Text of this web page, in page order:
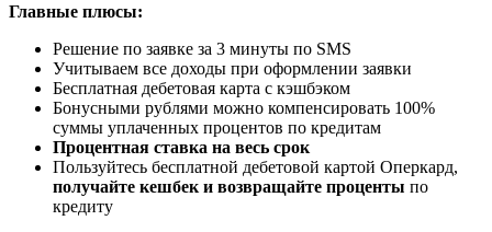
Главные плюсы:
Решение по заявке за 3 минуты по SMS
Учитываем все доходы при оформлении заявки
Бесплатная дебетовая карта с кэшбэком
Бонусными рублями можно компенсировать 100%
суммы уплаченных процентов по кредитам
Процентная ставка на весь срок
Пользуйтесь бесплатной дебетовой картой Оперкард,
получайте кешбек и возвращайте проценты по
кредиту